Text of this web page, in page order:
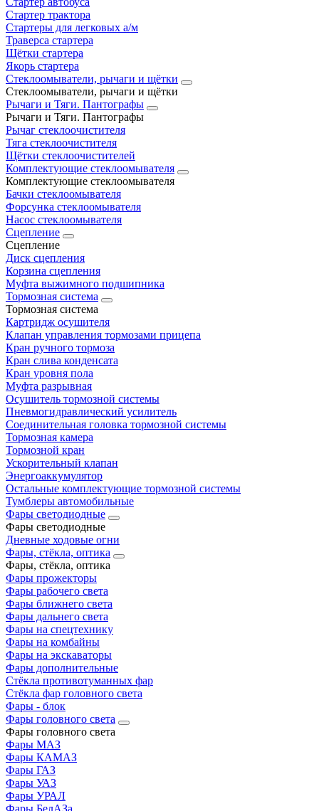
Стартер трактора
Стартеры для легковых а/м
Траверса стартера
Щётки стартера
Якорь стартера
Стеклоомыватели, рычаги и щётки
Стеклоомыватели, рычаги и щётки
Рычаги и Тяги. Пантографы
Рычаги и Тяги. Пантографы
Рычаг стеклоочистителя
Тяга стеклоочистителя
Щётки стеклоочистителей
Комплектующие стеклоомывателя
Комплектующие стеклоомывателя
Бачки стеклоомывателя
Форсунка стеклоомывателя
Насос стеклоомывателя
Сцепление
Сцепление
Диск сцепления
Корзина сцепления
Муфта выжимного подшипника
Тормозная система
Тормозная система
Картридж осушителя
Клапан управления тормозами прицепа
Кран ручного тормоза
Кран слива конденсата
Кран уровня пола
Муфта разрывная
Осушитель тормозной системы
Пневмогидравлический усилитель
Соединительная головка тормозной системы
Тормозная камера
Тормозной кран
Ускорительный клапан
Энергоаккумулятор
Остальные комплектующие тормозной системы
Тумблеры автомобильные
Фары светодиодные
Фары светодиодные
Дневные ходовые огни
Фары, стёкла, оптика
Фары, стёкла, оптика
Фары прожекторы
Фары рабочего света
Фары ближнего света
Фары дальнего света
Фары на спецтехнику
Фары на комбайны
Фары на экскаваторы
Фары дополнительные
Стёкла противотуманных фар
Стёкла фар головного света
Фары - блок
Фары головного света
Фары головного света
Фары МАЗ
Фары КАМАЗ
Фары ГАЗ
Фары УАЗ
Фары УРАЛ